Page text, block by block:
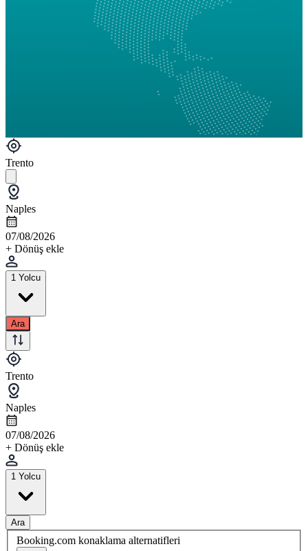
Trento
Naples
07/08/2026
+ Dönüş ekle
1 Yolcu
Ara
Trento
Naples
07/08/2026
+ Dönüş ekle
1 Yolcu
Ara
Booking.com konaklama alternatifleri